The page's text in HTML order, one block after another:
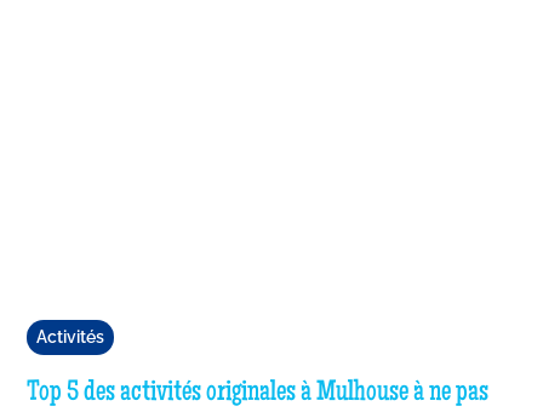
Activités
Top 5 des activités originales à Mulhouse à ne pas